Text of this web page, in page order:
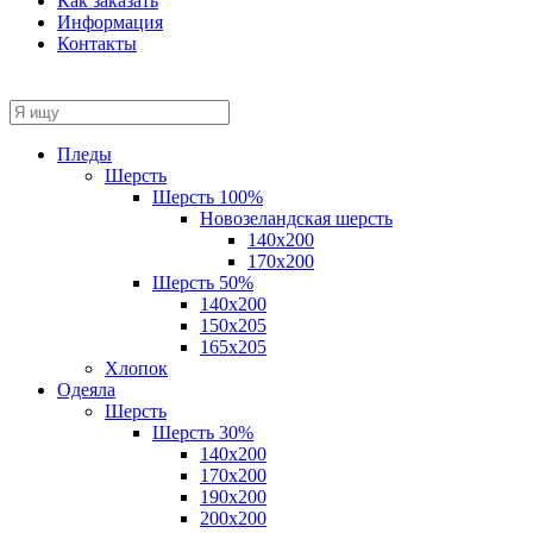
Информация
Контакты
Пледы
Шерсть
Шерсть 100%
Новозеландская шерсть
140х200
170x200
Шерсть 50%
140x200
150х205
165х205
Хлопок
Одеяла
Шерсть
Шерсть 30%
140х200
170х200
190х200
200х200